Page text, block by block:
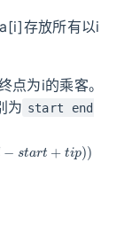
存放所有以i
点为i的乘客。
为 start end